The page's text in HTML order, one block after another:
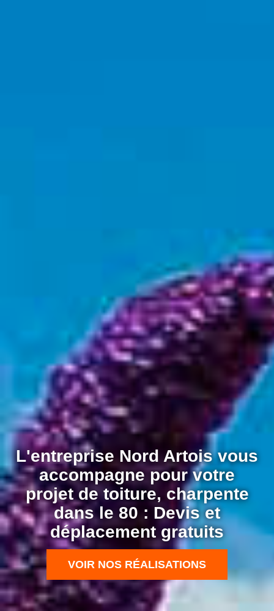
L'entreprise Nord Artois vous
accompagne pour votre
projet de toiture, charpente
dans le 80 : Devis et
déplacement gratuits
VOIR NOS RÉALISATIONS